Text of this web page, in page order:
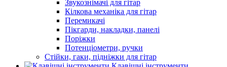
Звукознімачі для гітар
Кілкова механіка для гітар
Перемикачі
Пікгарди, накладки, панелі
Поріжки
Потенціометри, ручки
Стійки, гаки, підніжки для гітар